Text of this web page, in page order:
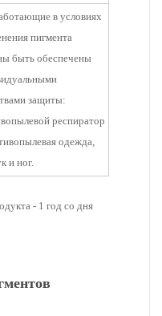
в условиях
пигмента
быть обеспечены
защиты:
респиратор
одежда,
и ног.
- 1 год со дня